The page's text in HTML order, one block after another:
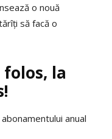
o nouă
să facă o
la
anual